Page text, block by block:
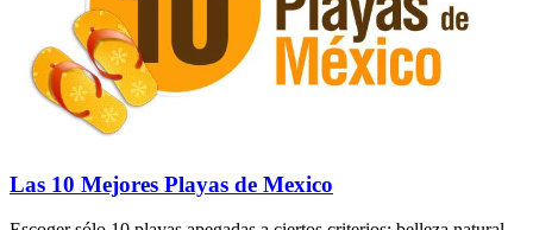
Las 10 Mejores Playas de Mexico